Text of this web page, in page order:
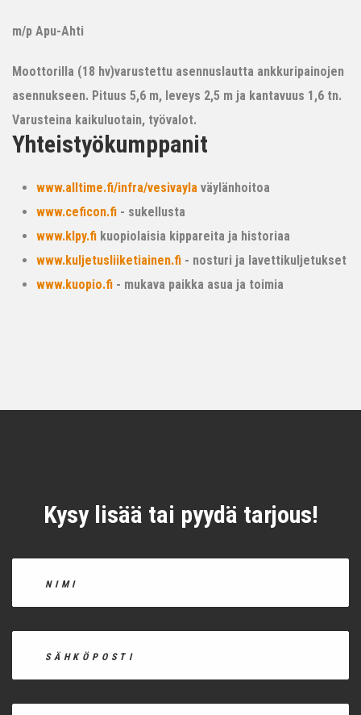
m/p Apu-Ahti
Moottorilla (18 hv)varustettu asennuslautta ankkuripainojen
asennukseen. Pituus 5,6 m, leveys 2,5 m ja kantavuus 1,6 tn.
Varusteina kaikuluotain, työvalot.
Yhteistyökumppanit
www.alltime.fi/infra/vesivayla väylänhoitoa
www.ceficon.fi - sukellusta
www.klpy.fi kuopiolaisia kippareita ja historiaa
www.kuljetusliiketiainen.fi - nosturi ja lavettikuljetukset
www.kuopio.fi - mukava paikka asua ja toimia
Kysy lisää tai pyydä tarjous!